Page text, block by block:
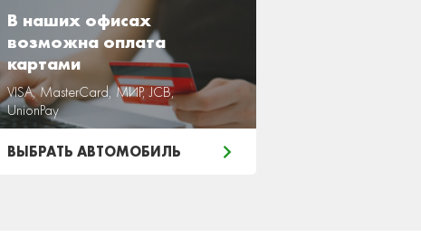
В наших офисах
возможна оплата
картами
VISA, MasterCard, МИР, JCB,
UnionPay
ВЫБРАТЬ АВТОМОБИЛЬ